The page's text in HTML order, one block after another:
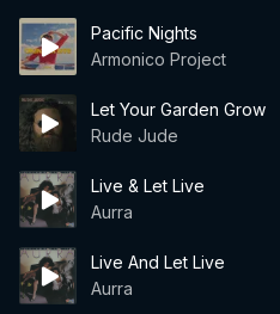
Pacific Nights
Armonico Project
Let Your Garden Grow
Rude Jude
Live & Let Live
Aurra
Live And Let Live
Aurra